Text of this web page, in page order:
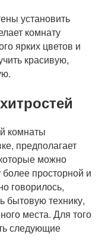
установить
комнату
ярких цветов и
красивую,
комнаты
предполагает
можно
просторной и
говорилось,
бытовую технику,
места. Для того
следующие